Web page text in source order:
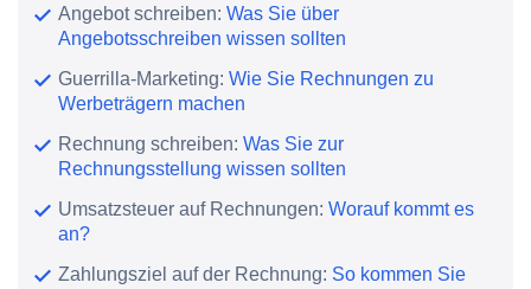
Angebot schreiben: Was Sie über
Angebotsschreiben wissen sollten
Guerrilla-Marketing: Wie Sie Rechnungen zu
Werbeträgern machen
Rechnung schreiben: Was Sie zur
Rechnungsstellung wissen sollten
Umsatzsteuer auf Rechnungen: Worauf kommt es
an?
Zahlungsziel auf der Rechnung: So kommen Sie